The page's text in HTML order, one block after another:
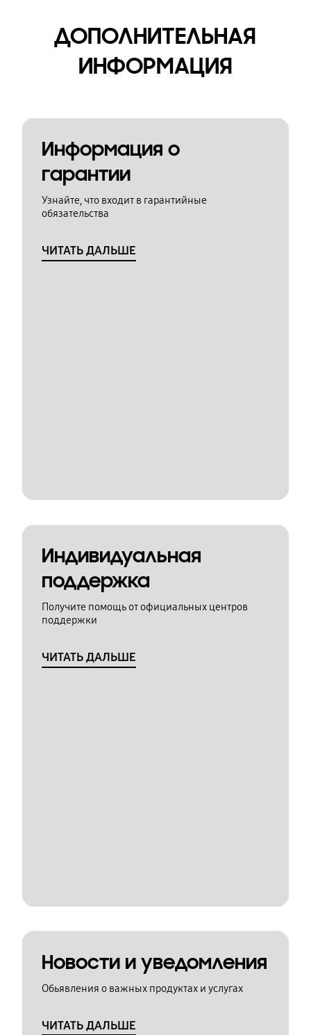
ДОПОЛНИТЕЛЬНАЯ
ИНФОРМАЦИЯ
Информация о
гарантии
Узнайте, что входит в гарантийные
обязательства
ЧИТАТЬ ДАЛЬШЕ
Индивидуальная
поддержка
Получите помощь от официальных центров
поддержки
ЧИТАТЬ ДАЛЬШЕ
Новости и уведомления
Обьявления о важных продуктах и услугах
ЧИТАТЬ ДАЛЬШЕ